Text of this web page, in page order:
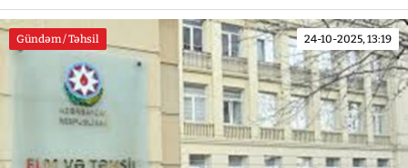
Gündəm / Təhsil 24-10-2025, 13:19